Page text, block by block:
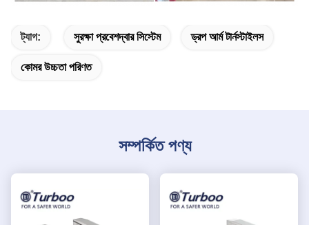
ট্যাগ: সুরক্ষা প্রবেশদ্বার সিস্টেম ড্রপ আর্ম টার্নস্টাইলস
কোমর উচ্চতা পরিণত
সম্পর্কিত পণ্য